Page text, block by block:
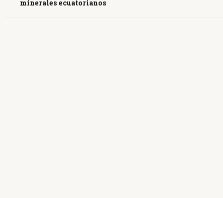
minerales ecuatorianos